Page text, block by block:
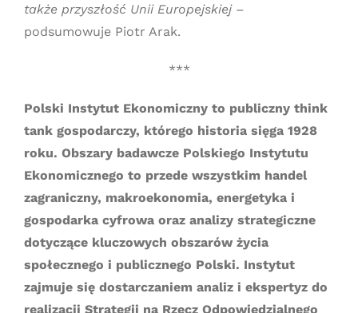
także przyszłość Unii Europejskiej–
podsumowuje Piotr Arak.
***
Polski Instytut Ekonomiczny to publiczny think
tank gospodarczy, którego historia sięga 1928
roku. Obszary badawcze Polskiego Instytutu
Ekonomicznego to przede wszystkim handel
zagraniczny, makroekonomia, energetyka i
gospodarka cyfrowa oraz analizy strategiczne
dotyczące kluczowych obszarów życia
społecznego i publicznego Polski. Instytut
zajmuje się dostarczaniem analiz i ekspertyz do
realizacji Strategii na Rzecz Odpowiedzialnego